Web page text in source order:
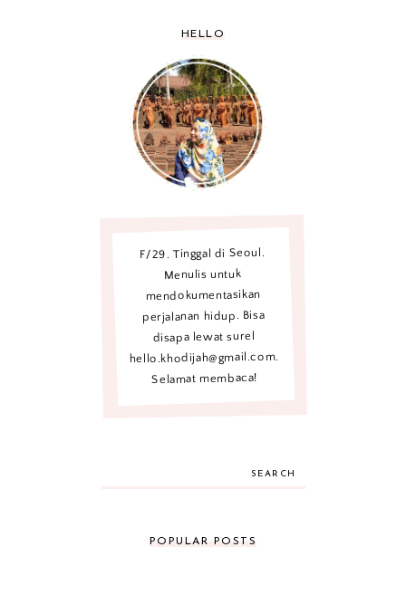
HELLO
F/29. Tinggal di Seoul.
Menulis untuk
mendokumentasikan
perjalanan hidup. Bisa
disapa lewat surel
hello.khodijah@gmail.com.
Selamat membaca!
SEARCH
POPULAR POSTS